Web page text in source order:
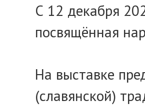
С 12 декабря
посвящённая
На выставке
(славянской)